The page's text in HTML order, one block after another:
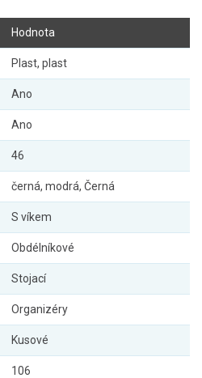
Hodnota
Plast, plast
Ano
Ano
46
černá, modrá, Černá
S víkem
Obdélníkové
Stojací
Organizéry
Kusové
106